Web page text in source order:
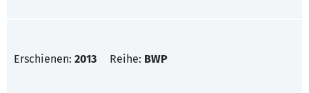
Erschienen: 2013 Reihe: BWP